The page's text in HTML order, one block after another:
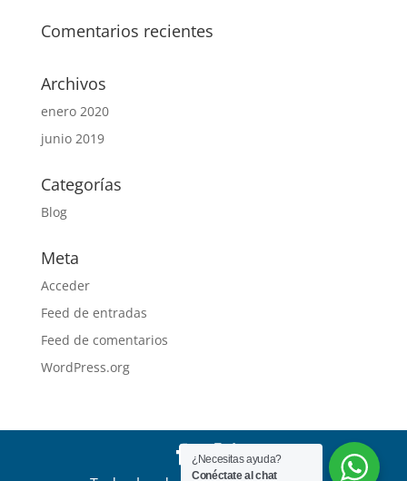
Comentarios recientes
Archivos
enero 2020
junio 2019
Categorías
Blog
Meta
Acceder
Feed de entradas
Feed de comentarios
WordPress.org
¿Necesitas ayuda?
Conéctate al chat